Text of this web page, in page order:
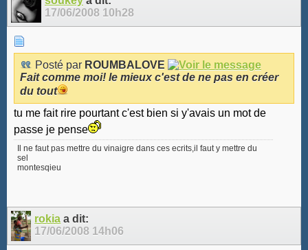
17/06/2008 10h28
Posté par ROUMBALOVE
Fait comme moi! le mieux c'est de ne pas en créer
du tout
tu me fait rire pourtant c'est bien si y'avais un mot de
passe je pense
Il ne faut pas mettre du vinaigre dans ces ecrits,il faut y mettre du
sel
montesqieu
rokia a dit:
17/06/2008 14h06